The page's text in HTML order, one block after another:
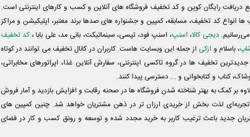
رایگان کوپن و کد تخفیف فروشگاه های آنلاین و کسب و‌ کارهای اینترنتی است.
انواع کد تخفیف، مسابقه، کمپین و جشنواره های صدها برند معتبر، اپلیکیشن و مراکز
دیجی کالا، اسنپ، اسنپ فود، تپسی، سینماتیکت، بانی مد، علی‌ بابا ، کد تخفیف
، باسلام و ازکی از جمله این وبسایت ‌هاست. کاربران در کانال تخفیف می توانند در کوتاه
تخفیف ها در گروه تاکسی اینترنتی، سفارش آنلاین غذا، اپراتورهای مخابراتی،
کتاب و کتابخوانی و ... دسترسی پیدا کنند.
بر کمک به بهتر شناخته شدن فروشگاه ها در صحنه رقابت و افزایش بازدید و آمار فروش
لذت بخش از خریدی ارزان تر در ذهن مشتریان خواهد شد. چنین کمپین های
جدید باعث ترغیب کاربر به خرید مجدد شده و توسعه و رونق کسب و کار در فضای